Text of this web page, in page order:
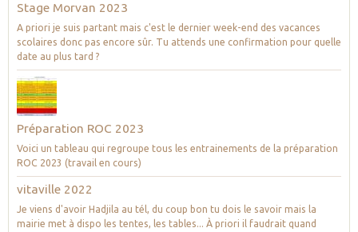
Stage Morvan 2023
A priori je suis partant mais c'est le dernier week-end des vacances
scolaires donc pas encore sûr. Tu attends une confirmation pour quelle
date au plus tard ?
Préparation ROC 2023
Voici un tableau qui regroupe tous les entrainements de la préparation
ROC 2023 (travail en cours)
vitaville 2022
Je viens d'avoir Hadjila au tél, du coup bon tu dois le savoir mais la
mairie met à dispo les tentes, les tables... À priori il faudrait quand